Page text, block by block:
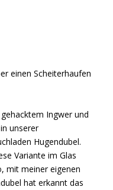
einen Scheiterhaufen
Ingwer und
unserer
Hugendubel.
Variante im Glas
mit meiner eigenen
hat erkannt das